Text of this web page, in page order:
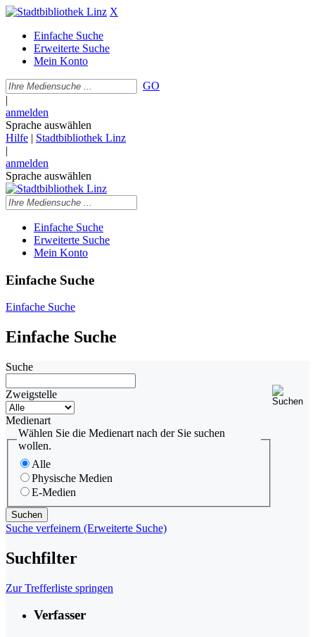
X
Einfache Suche
Erweiterte Suche
Mein Konto
GO
|
anmelden
Sprache auswählen
Hilfe | Stadtbibliothek Linz
|
anmelden
Sprache auswählen
Einfache Suche
Erweiterte Suche
Mein Konto
Einfache Suche
Einfache Suche
Einfache Suche
Suche
Zweigstelle
Medienart
Wählen Sie die Medienart nach der Sie suchen
wollen.
Alle
Physische Medien
E-Medien
Suche verfeinern (Erweiterte Suche)
Suchfilter
Zur Trefferliste springen
Verfasser